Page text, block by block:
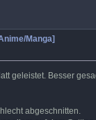
Manga]
geleistet. Besser
abgeschnitten.